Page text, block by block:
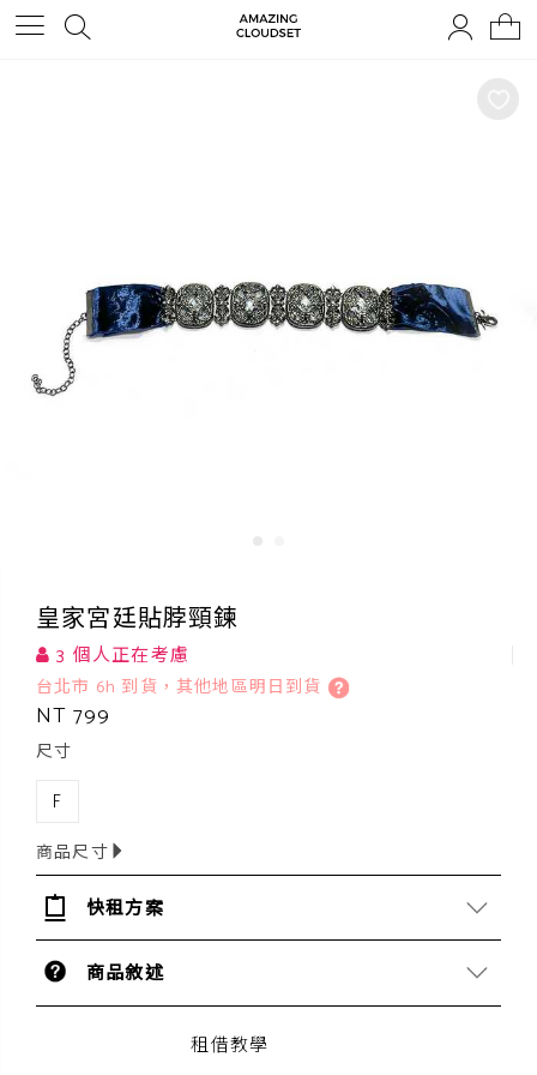
皇家宮廷貼脖頸鍊
3 個人正在考慮
台北市 6h 到貨，其他地區明日到貨
NT 799
尺寸
F
商品尺寸
快租方案
商品敘述
租借教學